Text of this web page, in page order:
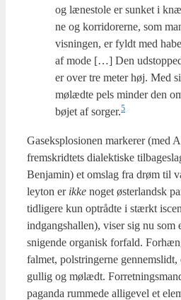
og læne­sto­le er sun­ket i
ne og kor­ri­do­rer­ne, som
vis­nin­gen, er fyldt med
af mode […] Den
er over tre meter høj. Med
mølæd­te pels min­der den
bø­jet af sorger.5
Gas­eks­plo­sio­nen mar­ke­rer (med
frem­skrid­tets dia­lek­ti­ske
Benja­min) et omslag fra drøm til
leyton er ikke noget øster­land­sk
tid­li­ge­re kun opt­rå­d­te i stærkt
ind­gangs­hal­len), viser sig nu som
sni­gen­de orga­nisk for­fald.
fal­met, pol­strin­ger­ne gen­nem­s­lidt,
gul­lig og mølædt.
pa­gan­da rum­me­de alli­ge­vel et